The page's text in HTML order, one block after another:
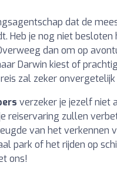
dat de
Heb je nog niet
dan om op
Darwin kiest of
zal zeker onvergetelijk
verzeker je jezelf niet
reiservaring zullen
van het verkennen
park of het rijden op
ons!